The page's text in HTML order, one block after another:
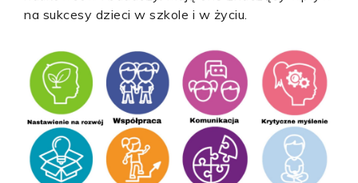
na sukcesy dzieci w szkole i w życiu.